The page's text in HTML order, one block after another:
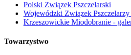
Polski Związek Pszczelarski
Wojewódzki Związek
Krzeszowickie Miodobranie -
Towarzystwo